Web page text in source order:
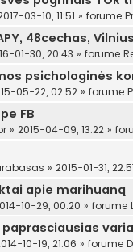
03-10, 11:51 » forume
48cechas, Vilnius
01-30, 20:43 » forume
psichologinės
05-22, 02:52 » forume
FB
» 2015-04-09, 13:22 »
» 2015-01-31,
apie marihuaną
10-29, 00:20 » forume
10-19, 21:06 » forume